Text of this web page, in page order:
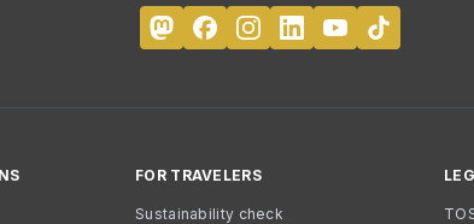
FOR TRAVELERS
Sustainability check